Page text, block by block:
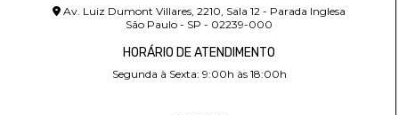
Av. Luiz Dumont Villares, 2210, Sala 12 - Parada Inglesa
São Paulo - SP - 02239-000
HORÁRIO DE ATENDIMENTO
Segunda à Sexta: 9:00h às 18:00h